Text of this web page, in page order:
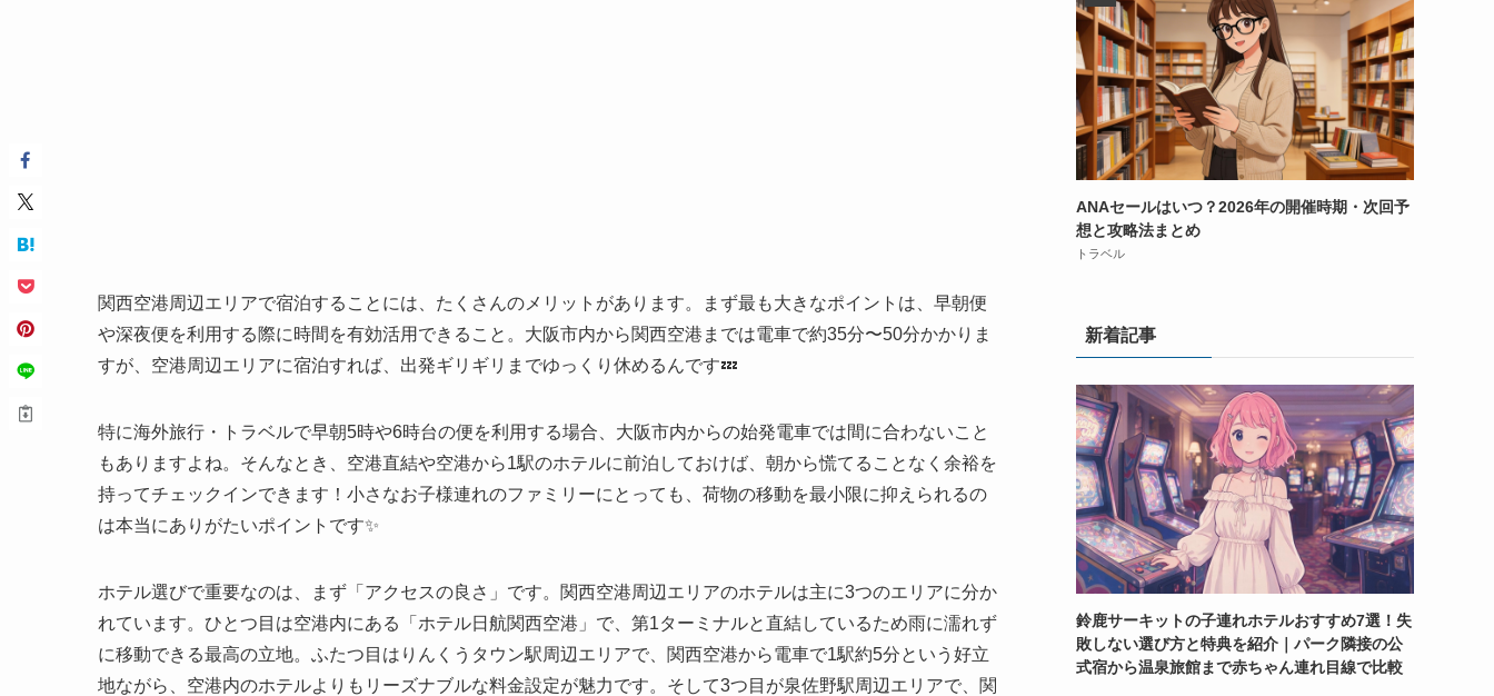
関西空港周辺エリアで宿泊することには、たくさんのメリットがあります。まず最も大きなポイントは、早朝便
や深夜便を利用する際に時間を有効活用できること。大阪市内から関西空港までは電車で約35分〜50分かかりま
すが、空港周辺エリアに宿泊すれば、出発ギリギリまでゆっくり休めるんです💤
特に海外旅行・トラベルで早朝5時や6時台の便を利用する場合、大阪市内からの始発電車では間に合わないこと
もありますよね。そんなとき、空港直結や空港から1駅のホテルに前泊しておけば、朝から慌てることなく余裕を
持ってチェックインできます！小さなお子様連れのファミリーにとっても、荷物の移動を最小限に抑えられるの
は本当にありがたいポイントです✨
ホテル選びで重要なのは、まず「アクセスの良さ」です。関西空港周辺エリアのホテルは主に3つのエリアに分か
れています。ひとつ目は空港内にある「ホテル日航関西空港」で、第1ターミナルと直結しているため雨に濡れず
に移動できる最高の立地。ふたつ目はりんくうタウン駅周辺エリアで、関西空港から電車で1駅約5分という好立
地ながら、空港内のホテルよりもリーズナブルな料金設定が魅力です。そして3つ目が泉佐野駅周辺エリアで、関
ANAセールはいつ？2026年の開催時期・次回予
想と攻略法まとめ
トラベル
新着記事
鈴鹿サーキットの子連れホテルおすすめ7選！失
敗しない選び方と特典を紹介｜パーク隣接の公
式宿から温泉旅館まで赤ちゃん連れ目線で比較